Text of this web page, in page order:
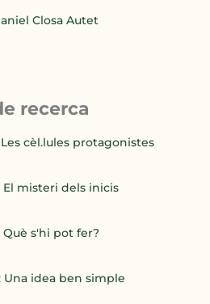
Closa Autet
recerca
Les cèl.lules protagonistes
El misteri dels inicis
Què s'hi pot fer?
Una idea ben simple